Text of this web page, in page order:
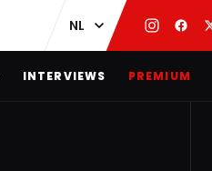
INTERVIEWS PREMIUM